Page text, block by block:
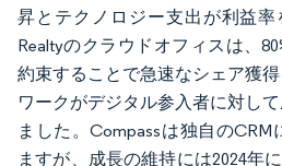
昇とテクノロジー支出が利益率
Realtyのクラウドオフィスは、
約束することで急速なシェア獲
ワークがデジタル参入者に対し
ました。Compassは独自の
ますが、成長の維持には2024年